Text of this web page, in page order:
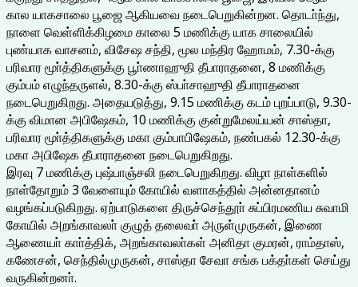
கால யாகசாலை பூஜை ஆகியவை நடைபெறுகின்றன. தொடா்ந்து,
நாளை வெள்ளிக்கிழமை காலை 5 மணிக்கு யாக சாலையில்
புண்யாக வாசனம், விசேஷ சந்தி, மூல மந்திர ஹோமம், 7.30-க்கு
பரிவார மூா்த்திகளுக்கு பூா்ணாஹுதி தீபாராதனை, 8 மணிக்கு
கும்பம் எழுந்தருளல், 8.30-க்கு ஸ்பா்சாஹுதி தீபாராதனை
நடைபெறுகிறது. அதையடுத்து, 9.15 மணிக்கு கடம் புறப்பாடு, 9.30-
க்கு விமான அபிஷேகம், 10 மணிக்கு குன்றுமேலய்யன் சாஸ்தா,
பரிவார மூா்த்திகளுக்கு மகா கும்பாபிஷேகம், நண்பகல் 12.30-க்கு
மகா அபிஷேக தீபாராதனை நடைபெறுகிறது.
இரவு 7 மணிக்கு புஷ்பாஞ்சலி நடைபெறுகிறது. விழா நாள்களில்
நாள்தோறும் 3 வேளையும் கோயில் வளாகத்தில் அன்னதானம்
வழங்கப்படுகிறது. ஏற்பாடுகளை திருச்செந்தூா் சுப்பிரமணிய சுவாமி
கோயில் அறங்காவலா் குழுத் தலைவா் அருள்முருகன், இணை
ஆணையா் காா்த்திக், அறங்காவலா்கள் அனிதா குமரன், ராம்தாஸ்,
கணேசன், செந்தில்முருகன், சாஸ்தா சேவா சங்க பக்தா்கள் செய்து
வருகின்றனா்.